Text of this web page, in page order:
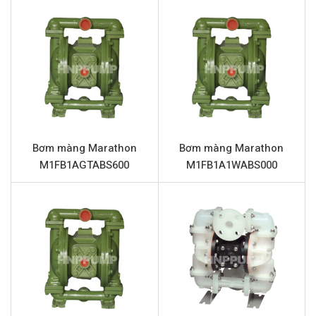
mòn, mài mòn và nguy hiểm.
Thông số kỹ thuật Marathon
M05B2P2TPBS000
Tên sản phẩm
Bơm màng Marathon
Bơm màng khí nén
Thương hiệu
Marathon
Chất liệu vỏ
Nhựa Polypropylene
Lưu lượng tối đa
52 Lít/phút
Áp lực tối đa
Đường cấp khí
1/4” (Kết nối ren)
Đầu hút và đẩy
1/2” (Kết nối ren)
Bơm màng Marathon
M1FB1AGTABS600
Bơm màng Marathon
M1FB1A1WABS000